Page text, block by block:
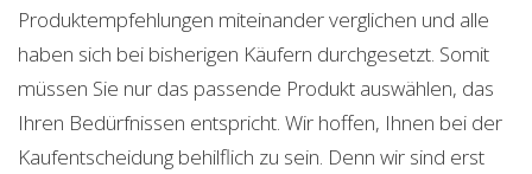
Produktempfehlungen miteinander verglichen und alle
haben sich bei bisherigen Käufern durchgesetzt. Somit
müssen Sie nur das passende Produkt auswählen, das
Ihren Bedürfnissen entspricht. Wir hoffen, Ihnen bei der
Kaufentscheidung behilflich zu sein. Denn wir sind erst